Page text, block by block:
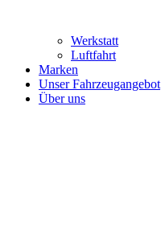
Werkstatt
Luftfahrt
Marken
Unser Fahrzeugangebot
Über uns